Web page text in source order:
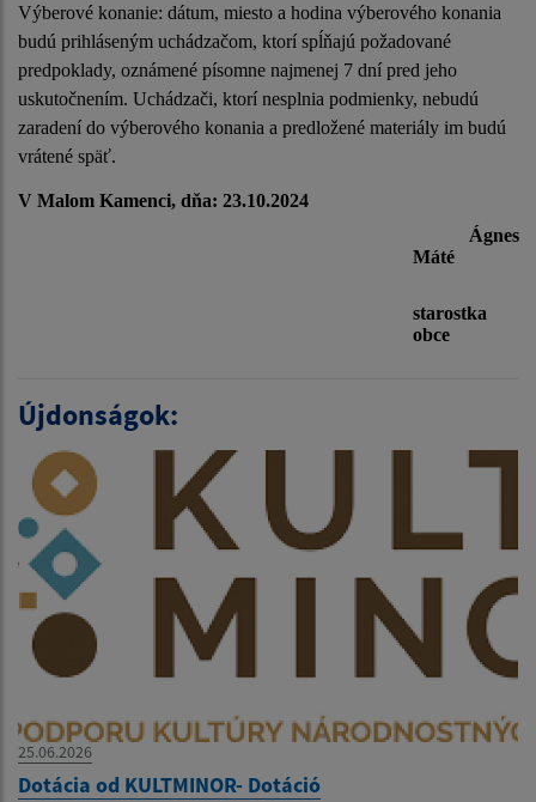
Výberové konanie: dátum, miesto a hodina výberového konania
budú prihláseným uchádzačom, ktorí spĺňajú požadované
predpoklady, oznámené písomne najmenej 7 dní pred jeho
uskutočnením. Uchádzači, ktorí nesplnia podmienky, nebudú
zaradení do výberového konania a predložené materiály im budú
vrátené späť.
V Malom Kamenci, dňa: 23.10.2024
Ágnes
Máté
starostka
obce
Újdonságok:
25.06.2026
Dotácia od KULTMINOR- Dotáció